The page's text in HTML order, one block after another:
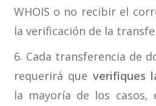
WHOIS o no recibir el
la verificación de la
6. Cada transferencia de
requerirá que verifiques
la mayoría de los casos,